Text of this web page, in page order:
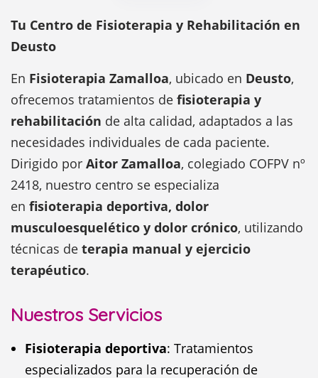
Tu Centro de Fisioterapia y Rehabilitación en
Deusto
En Fisioterapia Zamalloa, ubicado en Deusto,
ofrecemos tratamientos de fisioterapia y
rehabilitación de alta calidad, adaptados a las
necesidades individuales de cada paciente.
Dirigido por Aitor Zamalloa, colegiado COFPV nº
2418, nuestro centro se especializa
en fisioterapia deportiva, dolor
musculoesquelético y dolor crónico, utilizando
técnicas de terapia manual y ejercicio
terapéutico.
Nuestros Servicios
Fisioterapia deportiva: Tratamientos
especializados para la recuperación de